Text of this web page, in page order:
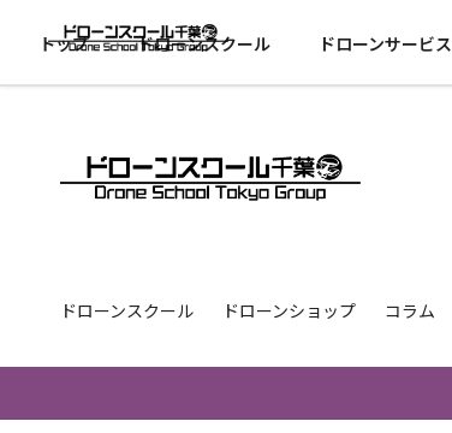
トップ ドローンスクール ドローンサービス
ドローンスクール ドローンショップ コラム